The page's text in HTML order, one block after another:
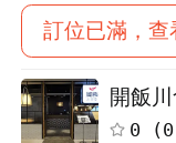
訂位已滿，查
開飯
0 (0